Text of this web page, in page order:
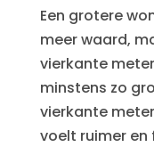
Een grotere
meer waard,
vierkante
minstens zo
vierkante
voelt ruimer en